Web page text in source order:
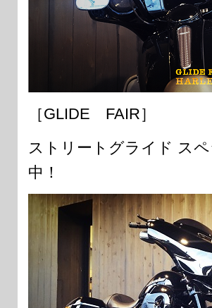
［GLIDE FAIR］
ストリートグライド ス
中！